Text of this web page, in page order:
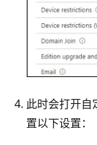
此时会打开自
置以下设置：